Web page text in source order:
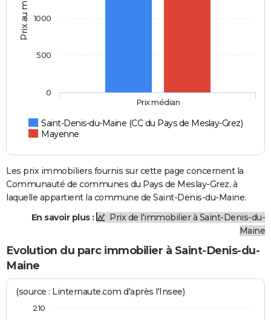
Prix au m2
Saint-Denis-du-Maine (CC du Pays de Meslay-Grez)
Mayenne
Prix médian
0
500
1000
Les prix immobiliers fournis sur cette page concernent la
Communauté de communes du Pays de Meslay-Grez, à
laquelle appartient la commune de Saint-Denis-du-Maine.
En savoir plus :
Prix de l'immobilier à Saint-Denis-du-
Maine
Evolution du parc immobilier à Saint-Denis-du-
Maine
(source : Linternaute.com d'après l'Insee)
210